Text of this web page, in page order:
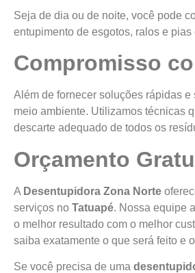
Seja de dia ou de noite, você pode
entupimento de esgotos, ralos e
Compromisso
Além de fornecer soluções rápidas e
meio ambiente. Utilizamos técnicas
descarte adequado de todos os
Orçamento
A Desentupidora Zona Norte
serviços no Tatuapé. Nossa equipe
o melhor resultado com o melhor
saiba exatamente o que será feito e
Se você precisa de uma